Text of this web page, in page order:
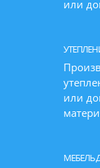
или
или
МЕБЕЛЬ